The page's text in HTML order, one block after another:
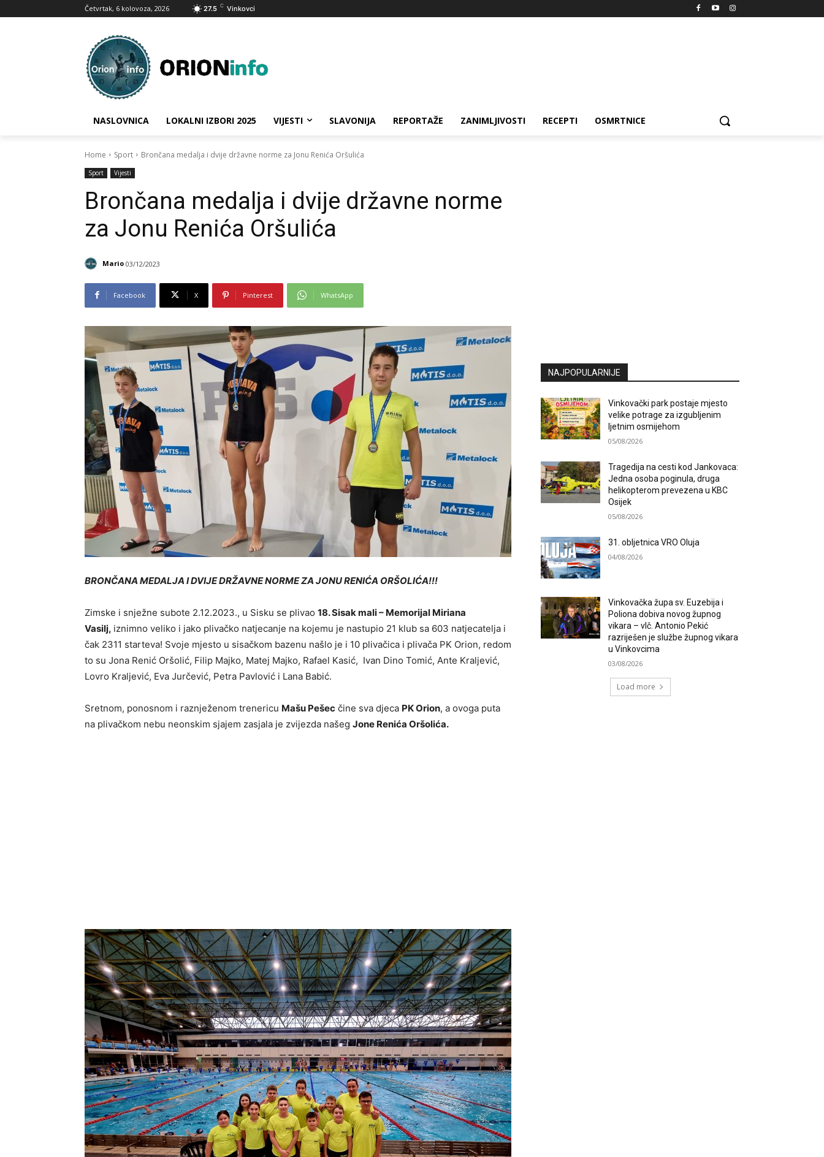
Četvrtak, 6 kolovoza, 2026 27.5 C Vinkovci
NASLOVNICA LOKALNI IZBORI 2025 VIJESTI SLAVONIJA REPORTAŽE ZANIMLJIVOSTI RECEPTI OSMRTNICE
Home Sport Brončana medalja i dvije državne norme za Jonu Renića Oršulića
Sport Vijesti
Brončana medalja i dvije državne norme
za Jonu Renića Oršulića
Mario 03/12/2023
Facebook X Pinterest WhatsApp
BRONČANA MEDALJA I DVIJE DRŽAVNE NORME ZA JONU RENIĆA ORŠOLIĆA!!!
Zimske i snježne subote 2.12.2023., u Sisku se plivao 18. Sisak mali – Memorijal Miriana
Vasilj, iznimno veliko i jako plivačko natjecanje na kojemu je nastupio 21 klub sa 603 natjecatelja i
čak 2311 starteva! Svoje mjesto u sisačkom bazenu našlo je i 10 plivačica i plivača PK Orion, redom
to su Jona Renić Oršolić, Filip Majko, Matej Majko, Rafael Kasić, Ivan Dino Tomić, Ante Kraljević,
Lovro Kraljević, Eva Jurčević, Petra Pavlović i Lana Babić.
Sretnom, ponosnom i raznježenom trenericu Mašu Pešec čine sva djeca PK Orion, a ovoga puta
na plivačkom nebu neonskim sjajem zasjala je zvijezda našeg Jone Renića Oršolića.
NAJPOPULARNIJE
Vinkovački park postaje mjesto
velike potrage za izgubljenim
ljetnim osmijehom
05/08/2026
Tragedija na cesti kod Jankovaca:
Jedna osoba poginula, druga
helikopterom prevezena u KBC
Osijek
05/08/2026
31. obljetnica VRO Oluja
04/08/2026
Vinkovačka župa sv. Euzebija i
Poliona dobiva novog župnog
vikara – vlč. Antonio Pekić
razriješen je službe župnog vikara
u Vinkovcima
03/08/2026
Load more